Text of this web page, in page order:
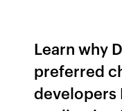
Learn why
preferred
developers